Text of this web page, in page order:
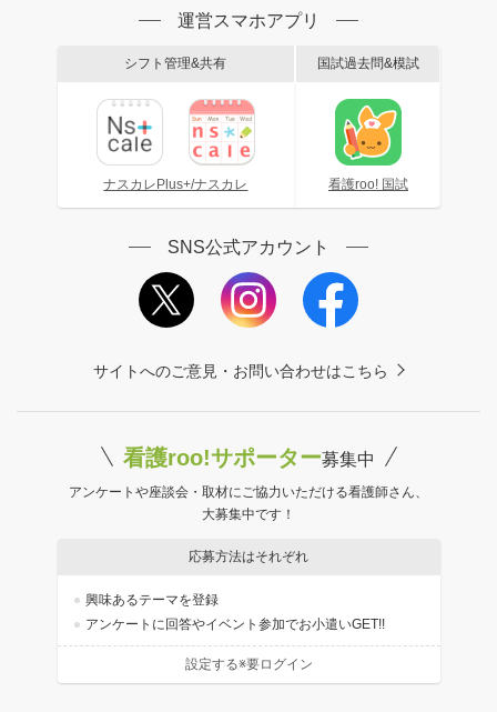
運営スマホアプリ
シフト管理&共有
ナスカレPlus+/ナスカレ
国試過去問&模試
看護roo! 国試
SNS公式アカウント
サイトへのご意見・お問い合わせはこちら
看護roo!サポーター募集中
アンケートや座談会・取材にご協力いただける看護師さん、
大募集中です！
応募方法はそれぞれ
興味あるテーマを登録
アンケートに回答やイベント参加でお小遣いGET!!
設定する※要ログイン